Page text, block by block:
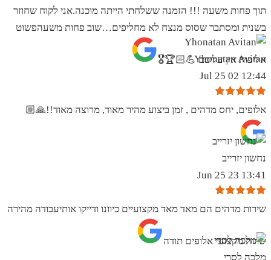
תוך פחות משעה !!! הזמנה ששלחתי הייתה מוכנה.אני לקוח שחוזר
בשנית ומסתבר שסוס מנצח לא מחליפים…שוב פחות משעהפשוט
אליפות אין עליכם 💪🏻🏆🎖
Yhonatan Avitan
12:44 02 Jul 25
אלופים, יחס מדהים , זמן ביצוע מהיר מאוד, מרוצה מאוד!!🙏🏼
נחשון יזרייב
13:41 23 Jun 25
שירות מדהים הם מאד מאד מקצועיים כיוונו ודייקו אותיעבודה מהירה
שרות מקצועי אלופים תודה
מלכה לסרי